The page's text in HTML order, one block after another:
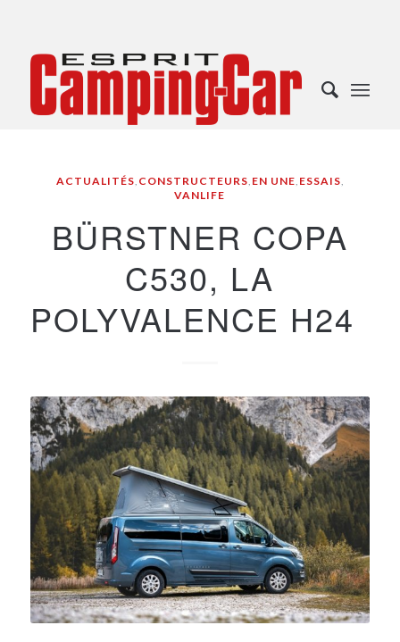
ACTUALITÉS, CONSTRUCTEURS, EN UNE, ESSAIS,
VANLIFE
BÜRSTNER COPA
C530, LA
POLYVALENCE H24